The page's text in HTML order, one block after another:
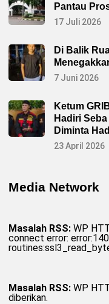
Pantau
17 Juli 2026
Di Balik
7 Juni 2026
Ketum
Hadiri
Diminta
23 April 2026
Media Network
Masalah RSS: WP
connect error:
Masalah RSS: WP
diberikan.